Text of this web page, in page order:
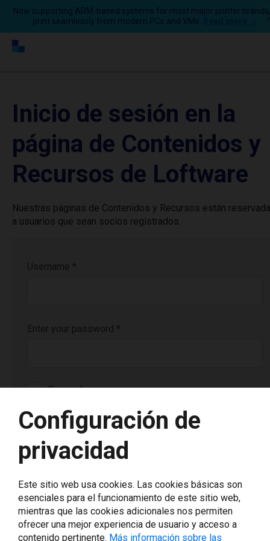
Now supporting ARM-based systems for most major printer
print seamlessly from modern PCs and VMs.
Inicio de sesión en la
página de Contenidos y
Recursos de Loftware
Nuestras páginas de Contenidos y Recursos están
a usuarios que sean socios registrados.
Username *
Enter your password *
Recordarme
Login
¿Has olvidado tu contraseña o no te has registrado como
usuario?
Configuración de
privacidad
Este sitio web usa cookies. Las cookies básicas son
esenciales para el funcionamiento de este sitio web,
mientras que las cookies adicionales nos permiten
ofrecer una mejor experiencia de usuario y acceso a
contenido pertinente. Más información sobre las